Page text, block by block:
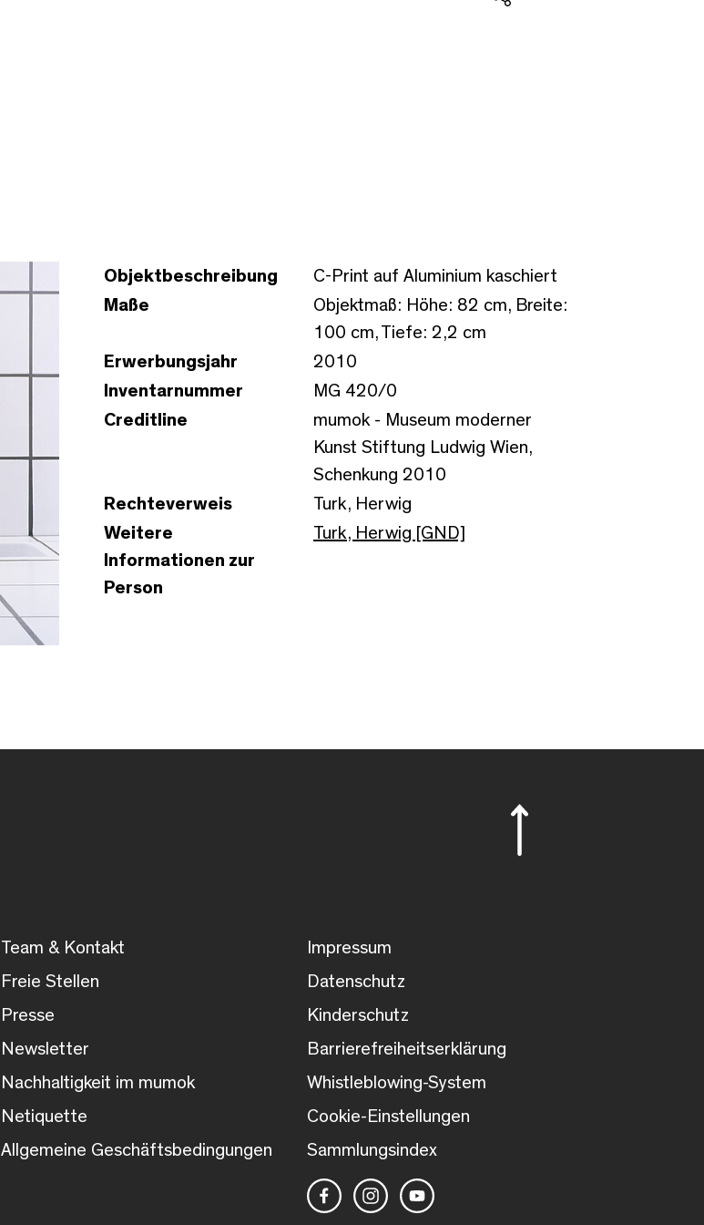
Objektbeschreibung
C-Print auf Aluminium kaschiert
Maße
Objektmaß: Höhe: 82 cm, Breite:
100 cm, Tiefe: 2,2 cm
Erwerbungsjahr
2010
Inventarnummer
MG 420/0
Creditline
mumok - Museum moderner
Kunst Stiftung Ludwig Wien,
Schenkung 2010
Rechteverweis
Turk, Herwig
Weitere
Informationen zur
Person
Turk, Herwig [GND]
Team & Kontakt
Freie Stellen
Presse
Newsletter
Nachhaltigkeit im mumok
Netiquette
Allgemeine Geschäftsbedingungen
Impressum
Datenschutz
Kinderschutz
Barrierefreiheitserklärung
Whistleblowing-System
Cookie-Einstellungen
Sammlungsindex